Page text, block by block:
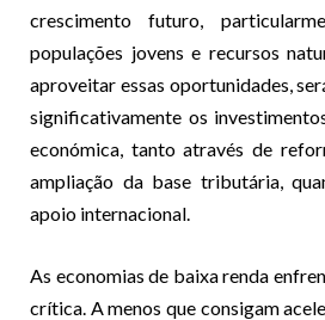
crescimento futuro,
populações jovens e recursos
aproveitar essas oportunidades,
significativamente os
económica, tanto através de
ampliação da base tributária,
apoio internacional.
As economias de baixa renda
crítica. A menos que consigam